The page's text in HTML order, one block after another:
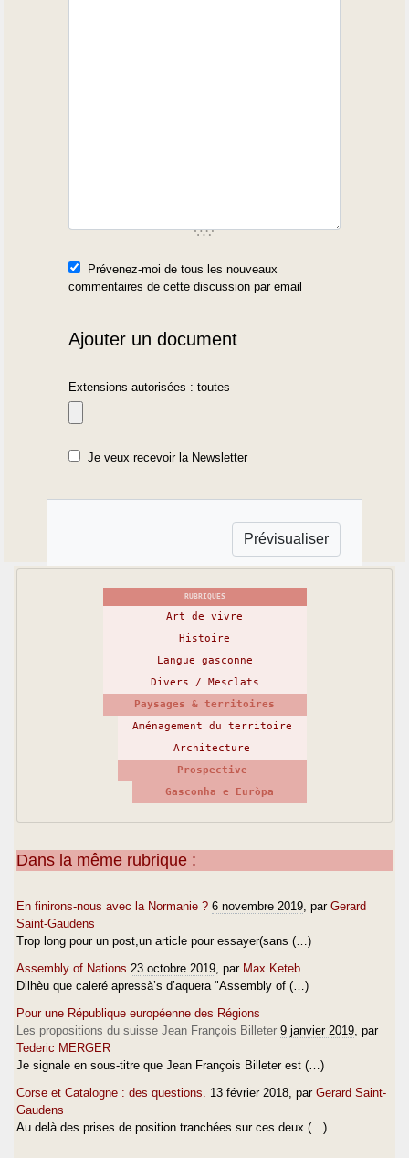
Prévenez-moi de tous les nouveaux
commentaires de cette discussion par email
Ajouter un document
Extensions autorisées : toutes
Je veux recevoir la Newsletter
RUBRIQUES
Art de vivre
Histoire
Langue gasconne
Divers / Mesclats
Paysages & territoires
Aménagement du territoire
Architecture
Prospective
Gasconha e Euròpa
Dans la même rubrique :
En finirons-nous avec la Normanie ? 6 novembre 2019, par Gerard
Saint-Gaudens
Trop long pour un post,un article pour essayer(sans (…)
Assembly of Nations 23 octobre 2019, par Max Keteb
Dilhèu que caleré apressà’s d’aquera "Assembly of (…)
Pour une République européenne des Régions
Les propositions du suisse Jean François Billeter 9 janvier 2019, par
Tederic MERGER
Je signale en sous-titre que Jean François Billeter est (…)
Corse et Catalogne : des questions. 13 février 2018, par Gerard Saint-
Gaudens
Au delà des prises de position tranchées sur ces deux (…)